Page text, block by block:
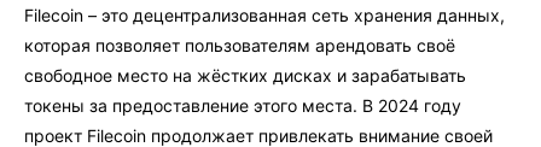
Filecoin – это децентрализованная сеть хранения данных,
которая позволяет пользователям арендовать своё
свободное место на жёстких дисках и зарабатывать
токены за предоставление этого места. В 2024 году
проект Filecoin продолжает привлекать внимание своей